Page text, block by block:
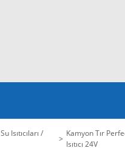
Isıtıcıları /
Kamyon Tır
Isıtıcı 24V